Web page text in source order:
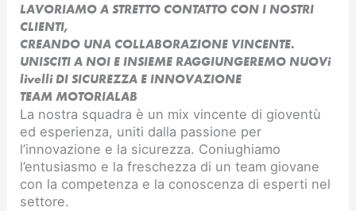
LAVORIAMO A STRETTO CONTATTO CON I NOSTRI
CLIENTI,
CREANDO UNA COLLABORAZIONE VINCENTE.
UNISCITI A NOI E INSIEME RAGGIUNGEREMO NUOVi
livelli DI SICUREZZA E INNOVAZIONE​
TEAM MOTORIALAB
La nostra squadra è un mix vincente di gioventù
ed esperienza, uniti dalla passione per
l’innovazione e la sicurezza. Coniughiamo
l’entusiasmo e la freschezza di un team giovane
con la competenza e la conoscenza di esperti nel
settore.